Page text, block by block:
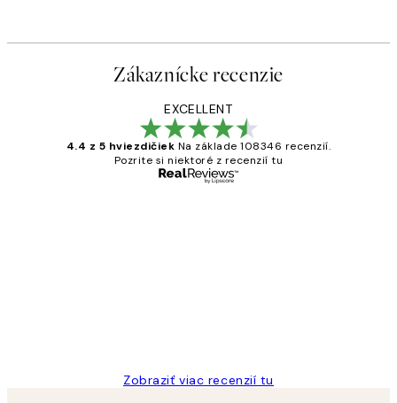
Zákaznícke recenzie
EXCELLENT
4.4 z 5 hviezdičiek Na základe 108346 recenzií.
Pozrite si niektoré z recenzií tu
Zobraziť viac recenzií tu